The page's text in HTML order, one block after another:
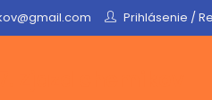
Prihlásenie /